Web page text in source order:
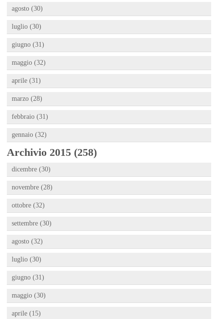
agosto (30)
luglio (30)
giugno (31)
maggio (32)
aprile (31)
marzo (28)
febbraio (31)
gennaio (32)
Archivio 2015 (258)
dicembre (30)
novembre (28)
ottobre (32)
settembre (30)
agosto (32)
luglio (30)
giugno (31)
maggio (30)
aprile (15)